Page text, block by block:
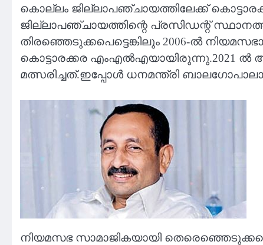
കൊല്ലം ജില്ലാപഞ്ചായത്തിലേക്ക്
ജില്ലാപഞ്ചായത്തിന്റെ പ്രസിഡന്റ് സ്ഥാനത്ത്
തിരഞ്ഞെടുക്കപെട്ടെങ്കിലും 2006-ൽ
കൊട്ടാരക്കര എംഎൽഎയായിരുന്നു.2021
മത്സരിച്ചത്.ഇപ്പോൾ ധനമന്ത്രി
നിയമസഭ സാമാജികയായി